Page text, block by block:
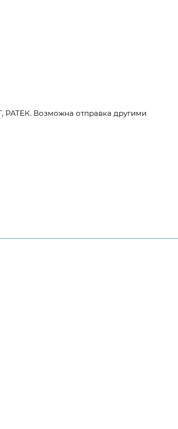
РАТЕК. Возможна отправка другими